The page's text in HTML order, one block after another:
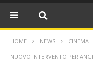
HOME NEWS CINEMA
NUOVO INTERVENTO PER